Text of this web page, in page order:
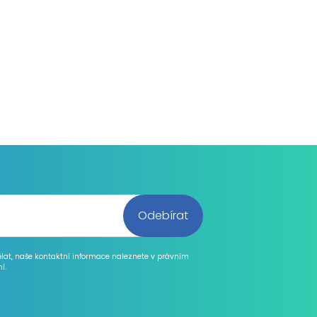
naše kontaktní informace naleznete v právním